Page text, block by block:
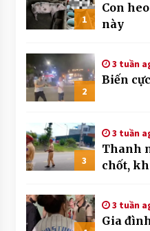
1
Con
này
2
3 tuần
Biến
3
3 tuần
Thanh
chốt,
3 tuần
Gia